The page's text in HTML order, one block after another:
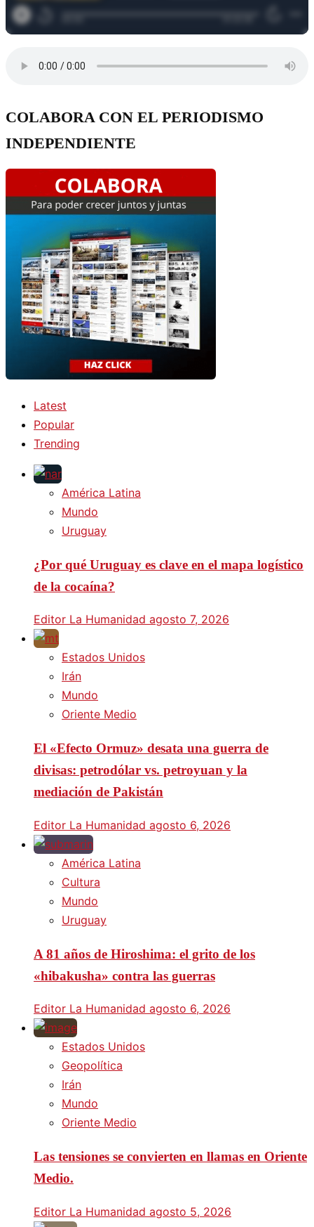
COLABORA CON EL PERIODISMO
INDEPENDIENTE
Latest
Popular
Trending
América Latina
Mundo
Uruguay
¿Por qué Uruguay es clave en el mapa logístico
de la cocaína?
Editor La Humanidad agosto 7, 2026
Estados Unidos
Irán
Mundo
Oriente Medio
El «Efecto Ormuz» desata una guerra de
divisas: petrodólar vs. petroyuan y la
mediación de Pakistán
Editor La Humanidad agosto 6, 2026
América Latina
Cultura
Mundo
Uruguay
A 81 años de Hiroshima: el grito de los
«hibakusha» contra las guerras
Editor La Humanidad agosto 6, 2026
Estados Unidos
Geopolítica
Irán
Mundo
Oriente Medio
Las tensiones se convierten en llamas en Oriente
Medio.
Editor La Humanidad agosto 5, 2026